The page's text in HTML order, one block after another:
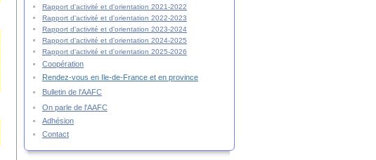
Rapport d'activité et d'orientation 2021-2022
Rapport d'activité et d'orientation 2022-2023
Rapport d'activité et d'orientation 2023-2024
Rapport d'activité et d'orientation 2024-2025
Rapport d'activité et d'orientation 2025-2026
Coopération
Rendez-vous en Ile-de-France et en province
Bulletin de l'AAFC
On parle de l'AAFC
Adhésion
Contact